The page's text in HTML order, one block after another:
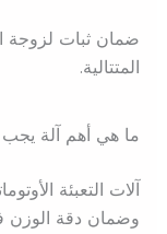
ضمان ثبات لزوجة
المتتالية.
ما هي أهم آلة يجب
آلات التعبئة
وضمان دقة الوزن